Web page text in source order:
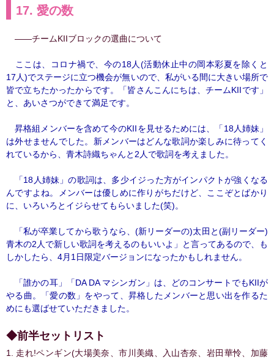
17. 愛の数
――チームKIIブロックの選曲について
ここは、コロナ禍で、今の18人(活動休止中の岡本彩夏を除くと
17人)でステージに立つ機会が無いので、私がいる間に大きい場所で
皆で立ちたかったからです。「皆さんこんにちは、チームKIIです」
と、あいさつができて満足です。
昇格組メンバーを含めて今のKIIを見せるためには、「18人姉妹」
は外せませんでした。新メンバーはどんな歌詞か楽しみに待ってく
れているから、青木詩織ちゃんと2人で歌詞を考えました。
「18人姉妹」の歌詞は、多少イジった方がインパクトが強くなる
んですよね。メンバーは優しめに作りがちだけど、ここぞとばかり
に、いろいろとイジらせてもらいました(笑)。
「私が卒業してから歌うなら、(新リーダーの)太田と(副リーダー)
青木の2人で新しい歌詞を考えるのもいいよ」と言ってあるので、も
しかしたら、4月1日限定バージョンになったかもしれません。
「誰かの耳」「DA DA マシンガン」は、どのコンサートでもKIIが
やる曲。「愛の数」をやって、昇格したメンバーと思い出を作るた
めにも選ばせていただきました。
◆前半セットリスト
1. 走れ!ペンギン(大場美奈、市川美織、入山杏奈、岩田華怜、加藤